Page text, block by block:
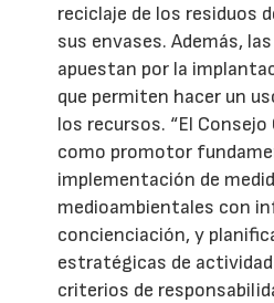
reciclaje de los residuos
sus envases. Además,
apuestan por la
que permiten hacer un
los recursos. “El
como promotor
implementación de
medioambientales con
concienciación, y
estratégicas de
criterios de